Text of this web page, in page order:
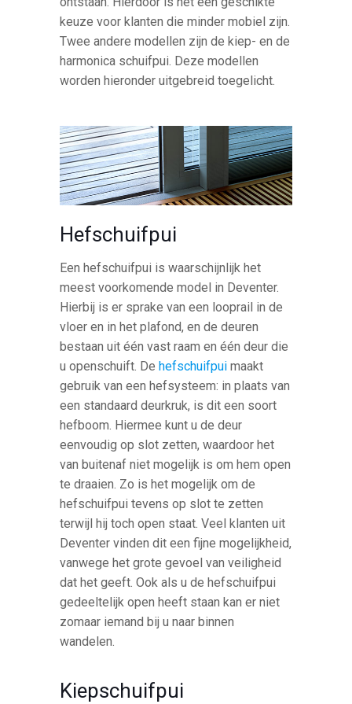
keuze voor klanten die minder mobiel zijn.
Twee andere modellen zijn de kiep- en de
harmonica schuifpui. Deze modellen
worden hieronder uitgebreid toegelicht.
Hefschuifpui
Een hefschuifpui is waarschijnlijk het
meest voorkomende model in Deventer.
Hierbij is er sprake van een looprail in de
vloer en in het plafond, en de deuren
bestaan uit één vast raam en één deur die
u openschuift. De hefschuifpui maakt
gebruik van een hefsysteem: in plaats van
een standaard deurkruk, is dit een soort
hefboom. Hiermee kunt u de deur
eenvoudig op slot zetten, waardoor het
van buitenaf niet mogelijk is om hem open
te draaien. Zo is het mogelijk om de
hefschuifpui tevens op slot te zetten
terwijl hij toch open staat. Veel klanten uit
Deventer vinden dit een fijne mogelijkheid,
vanwege het grote gevoel van veiligheid
dat het geeft. Ook als u de hefschuifpui
gedeeltelijk open heeft staan kan er niet
zomaar iemand bij u naar binnen
wandelen.
Kiepschuifpui